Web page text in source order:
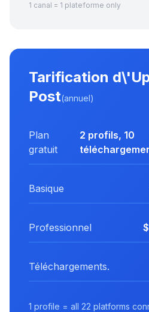
1 canal = 1 plateforme only
Tarification
Post(annuel)
Plan
gratuit
2 profils, 10
Basique
Professionnel
Téléchargements.
1 profile = all 22 platforms